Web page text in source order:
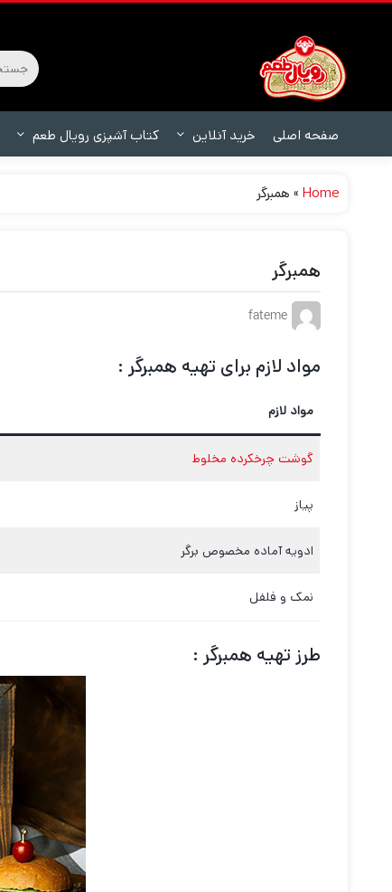
صفحه اصلی خرید آنلاین کتاب آشپزی رویال طعم
Home
» همبرگر
همبرگر
fateme
مواد لازم برای تهیه همبرگر :
مواد لازم
گوشت چرخکرده مخلوط
پیاز
ادویه آماده مخصوص برگر
نمک و فلفل
طرز تهیه همبرگر :